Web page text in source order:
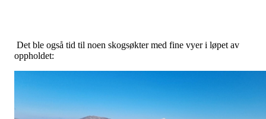
Det ble også tid til noen skogsøkter med fine vyer i løpet av
oppholdet: